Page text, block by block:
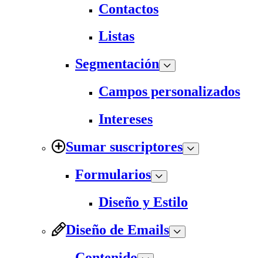
Contactos
Listas
Segmentación
Campos personalizados
Intereses
Sumar suscriptores
Formularios
Diseño y Estilo
Diseño de Emails